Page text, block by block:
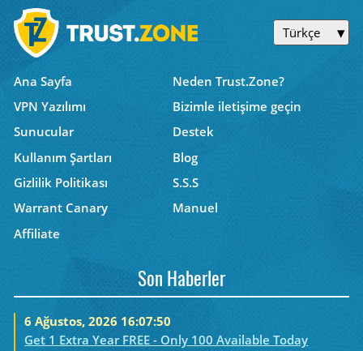
Türkçe
Ana Sayfa
Neden Trust.Zone?
VPN Yazılımı
Bizimle iletişime geçin
Sunucular
Destek
Kullanım Şartları
Blog
Gizlilik Politikası
S.S.S
Warrant Canary
Manuel
Affiliate
Son Haberler
6 Ağustos, 2026 16:07:50
Get 1 Extra Year FREE - Only 100 Available Today